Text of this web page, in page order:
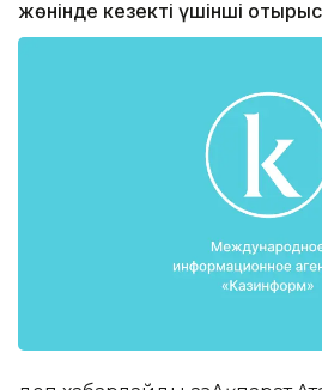
жөнінде кезекті үшінші